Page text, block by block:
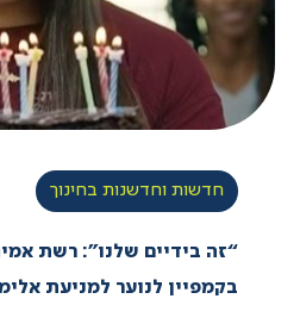
חדשות וחדשנות בחינוך
“זה בידיים שלנו”: רשת
בקמפיין לנוער למניעת